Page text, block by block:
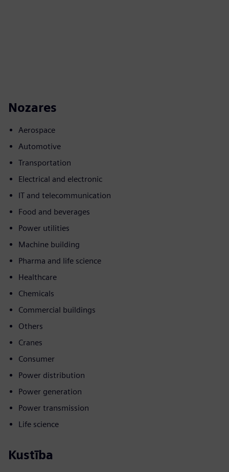
Nozares
Aerospace
Automotive
Transportation
Electrical and electronic
IT and telecommunication
Food and beverages
Power utilities
Machine building
Pharma and life science
Healthcare
Chemicals
Commercial buildings
Others
Cranes
Consumer
Power distribution
Power generation
Power transmission
Life science
Kustība